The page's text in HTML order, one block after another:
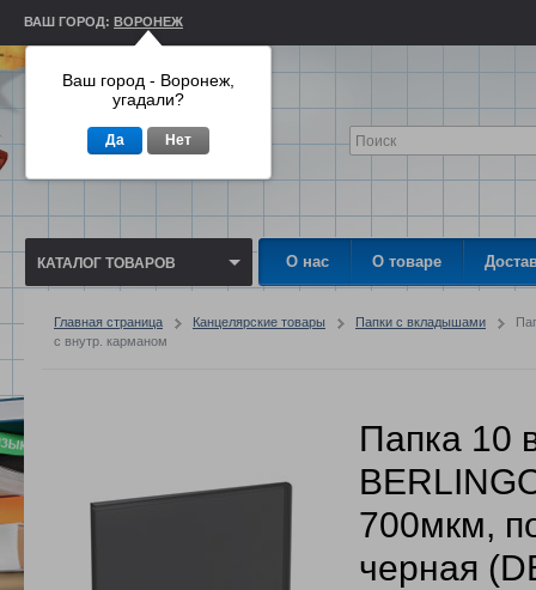
ВАШ ГОРОД: ВОРОНЕЖ
КАТАЛОГ ТОВАРОВ О нас О товаре
Главная страница Канцелярские товары Папки с вкладышами
с внутр. карманом
Папка 10
700мкм,
черная
Ваш город - Воронеж,
угадали?
Да Нет